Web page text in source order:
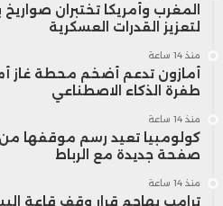
وتؤكد الشركة التزامها
باستمرار، لتظل في
السيبراني بإفريقيا،
لتعزيز الثقة في
القارة.
المغرب وأمريكا تختبران
لتعزيز القدرات العسكرية
منذ 14 ساعة
أمازون تدعم أضخم محطة غاز
طفرة الذكاء الاصطناعي
منذ 14 ساعة
كولومبيا تعيد رسم موقفها من
صفحة جديدة مع الرباط
منذ 14 ساعة
ترامب يهاجم قرار وقف قاعة